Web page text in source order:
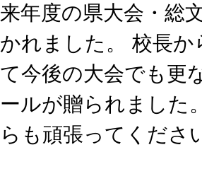
来年度の県大会・総
かれました。 校長
て今後の大会でも更
ールが贈られました
らも頑張ってくださ